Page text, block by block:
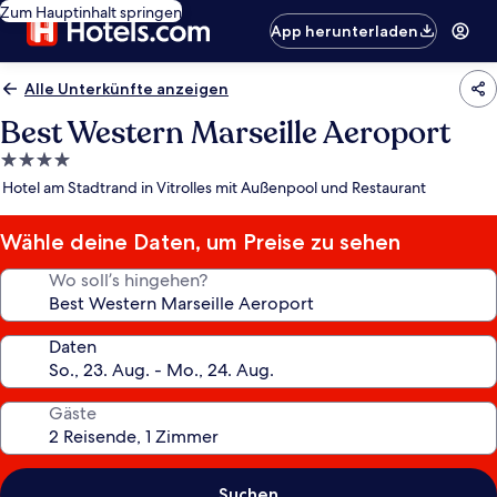
Zum Hauptinhalt springen
App herunterladen
Alle Unterkünfte anzeigen
Best Western Marseille Aeroport
4.0-
Sterne-
Hotel am Stadtrand in Vitrolles mit Außenpool und Restaurant
Wähle deine Daten, um Preise zu sehen
Wo soll’s hingehen?
Daten
Gäste